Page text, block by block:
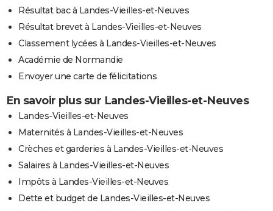
Résultat bac à Landes-Vieilles-et-Neuves
Résultat brevet à Landes-Vieilles-et-Neuves
Classement lycées à Landes-Vieilles-et-Neuves
Académie de Normandie
Envoyer une carte de félicitations
En savoir plus sur Landes-Vieilles-et-Neuves
Landes-Vieilles-et-Neuves
Maternités à Landes-Vieilles-et-Neuves
Crèches et garderies à Landes-Vieilles-et-Neuves
Salaires à Landes-Vieilles-et-Neuves
Impôts à Landes-Vieilles-et-Neuves
Dette et budget de Landes-Vieilles-et-Neuves